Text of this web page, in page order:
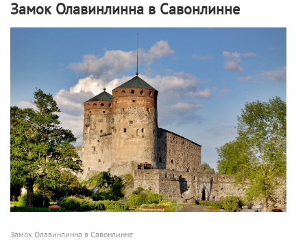
Замок Олавинлинна в Савонлинне
Замок Олавинлинна в Савонлинне